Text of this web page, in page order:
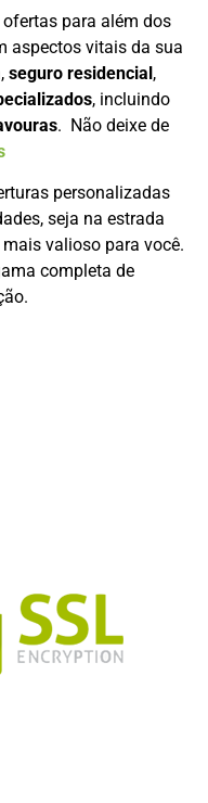
para além dos
aspectos vitais da sua
, seguro residencial,
, incluindo
. Não deixe de
personalizadas
seja na estrada
valioso para você.
completa de